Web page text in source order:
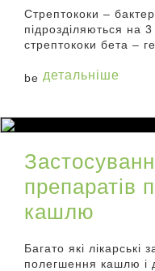
Стрептококи –
підрозділяються на
стрептококи бета –
детальніше
препаратів
кашлю
Багато які лікарські
полегшення кашлю і